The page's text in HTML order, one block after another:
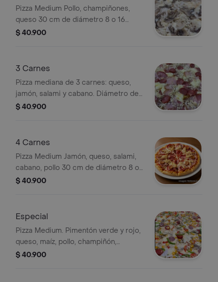
Pizza Medium Pollo, champiñones,
queso 30 cm de diámetro 8 o 16
porciones
$ 40.900
3 Carnes
Pizza mediana de 3 carnes: queso,
jamón, salami y cabano. Diámetro de
30 cm, disponible en 8 o 16
$ 40.900
4 Carnes
Pizza Medium Jamón, queso, salami,
cabano, pollo 30 cm de diámetro 8 o
16 porciones
$ 40.900
Especial
Pizza Medium. Pimentón verde y rojo,
queso, maíz, pollo, champiñón,
chorizo, butifarra, cebolla 30 cm de
$ 40.900